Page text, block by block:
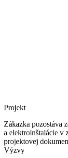
Projekt
Zákazka pozostáva
a elektroinštalácie v
projektovej
Výzvy